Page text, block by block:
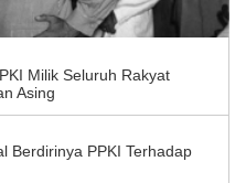
Milik Seluruh Rakyat
Asing
Berdirinya PPKI Terhadap